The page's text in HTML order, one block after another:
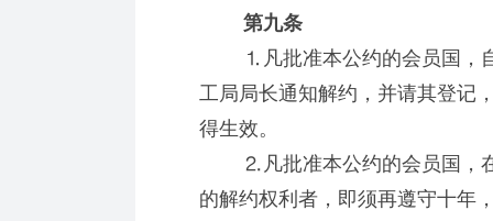
第九条
⒈凡批准本公约的会员国，自
工局局长通知解约，并请其登记
得生效。
⒉凡批准本公约的会员国，在
的解约权利者，即须再遵守十年